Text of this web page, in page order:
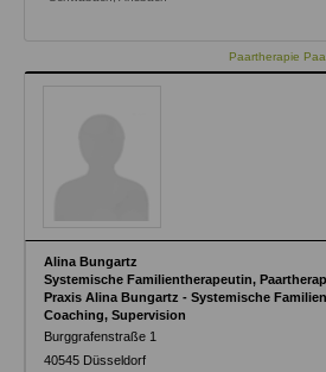
Paartherapie
Alina Bungartz
Systemische Familientherapeutin,
Praxis Alina Bungartz - Systemische
Coaching, Supervision
Burggrafenstraße 1
40545 Düsseldorf